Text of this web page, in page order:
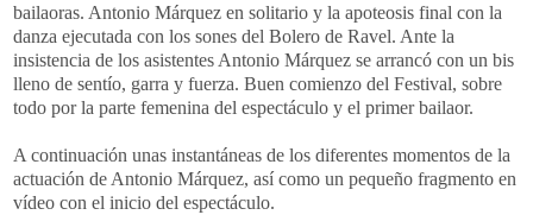
bailaoras. Antonio Márquez en solitario y la apoteosis final con la
danza ejecutada con los sones del Bolero de Ravel. Ante la
insistencia de los asistentes Antonio Márquez se arrancó con un bis
lleno de sentío, garra y fuerza. Buen comienzo del Festival, sobre
todo por la parte femenina del espectáculo y el primerbailaor.
A continuación unas instantáneas de los diferentes momentos de la
actuación de Antonio Márquez, así como un pequeño fragmento en
vídeo con el inicio del espectáculo.